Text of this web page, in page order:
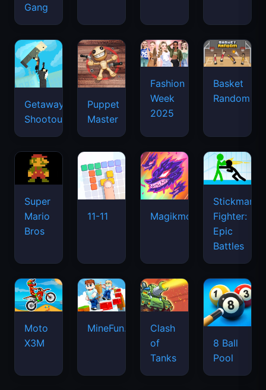
Gang
Getaway
Shootout
Puppet
Master
Fashion
Week
2025
Basket
Random
Super
Mario
Bros
11-11 Magikmon
Stickman
Fighter:
Epic
Battles
Moto
X3M
MineFun.io
Clash
of
Tanks
8 Ball
Pool